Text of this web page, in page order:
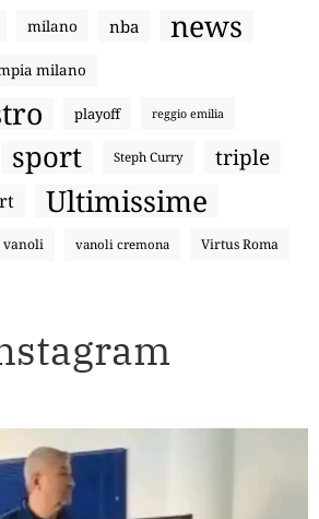
milano nba news
milano
playoff reggio emilia
sport Steph Curry triple
Ultimissime
vanoli vanoli cremona Virtus Roma